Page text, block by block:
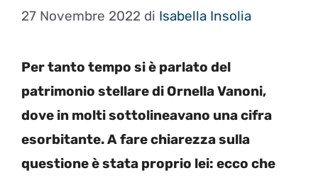
27 Novembre 2022 di Isabella Insolia
Per tanto tempo si è parlato del
patrimonio stellare di Ornella Vanoni,
dove in molti sottolineavano una cifra
esorbitante. A fare chiarezza sulla
questione è stata proprio lei: ecco che